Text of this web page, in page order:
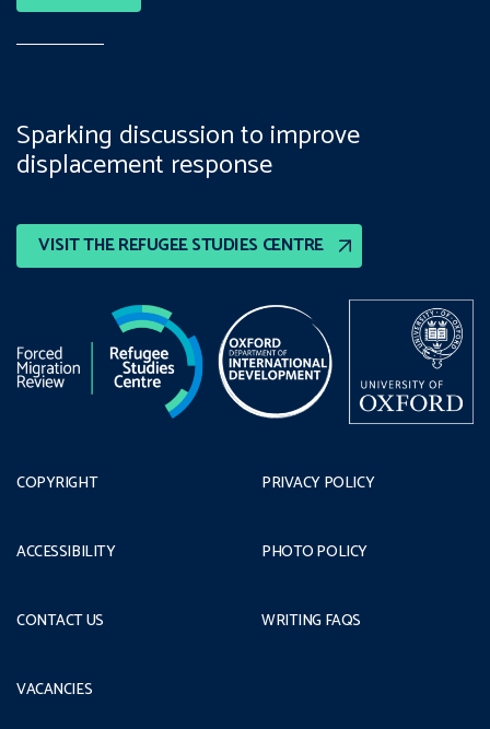
VISIT THE REFUGEE STUDIES CENTRE
Sparking discussion to improve
displacement response
COPYRIGHT
ACCESSIBILITY
CONTACT US
PRIVACY POLICY
PHOTO POLICY
WRITING FAQS
VACANCIES